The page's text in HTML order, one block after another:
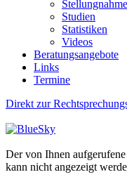
Studien
Statistiken
Videos
Beratungsangebote
Links
Termine
Direkt zur
Der von Ihnen
kann nicht angezeigt